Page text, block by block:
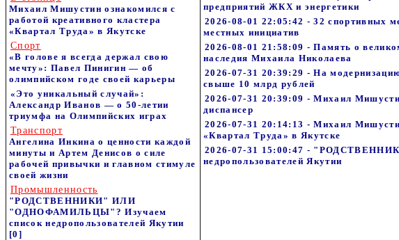
Михаил Мишустин ознакомился с
работой креативного кластера
«Квартал Труда» в Якутске
Спорт
«В голове я всегда держал свою
мечту»: Павел Пинигин — об
олимпийском годе своей карьеры
«Это уникальный случай»:
Александр Иванов — о 50-летии
триумфа на Олимпийских играх
Транспорт
Ангелина Инкина о ценности каждой
минуты и Артем Денисов о силе
рабочей привычки и главном стимуле
своей жизни
Промышленность
"РОДСТВЕННИКИ" ИЛИ
"ОДНОФАМИЛЬЦЫ"? Изучаем
список недропользователей Якутии
[0]
предприятий ЖКХ и энергетики
2026-08-01 22:05:42 - 32 спортивных
местных инициатив
2026-08-01 21:58:09 - Память о
наследия Михаила Николаева
2026-07-31 20:39:29 - На
свыше 10 млрд рублей
2026-07-31 20:39:09 - Михаил
диспансер
2026-07-31 20:14:13 - Михаил
«Квартал Труда» в Якутске
2026-07-31 15:00:47 -
недропользователей Якутии